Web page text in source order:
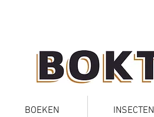
BOEKEN INSECTEN